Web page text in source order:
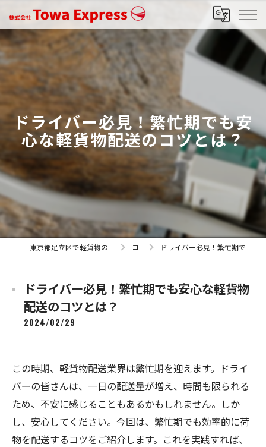
ドライバー必見！繁忙期でも安
心な軽貨物配送のコツとは？
コラム ドライバー必見！繁忙期でも安心な軽貨物配送のコツとは？
ドライバー必見！繁忙期でも安心な軽貨物
配送のコツとは？
2024/02/29
この時期、軽貨物配送業界は繁忙期を迎えます。ドライ
バーの皆さんは、一日の配送量が増え、時間も限られる
ため、不安に感じることもあるかもしれません。しか
し、安心してください。今回は、繁忙期でも効率的に荷
物を配送するコツをご紹介します。これを実践すれば、